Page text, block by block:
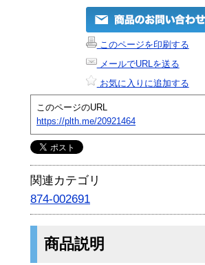
このページを印刷する
メールでURLを送る
お気に入りに追加する
このページのURL
https://plth.me/20921464
関連カテゴリ
874-002691
商品説明